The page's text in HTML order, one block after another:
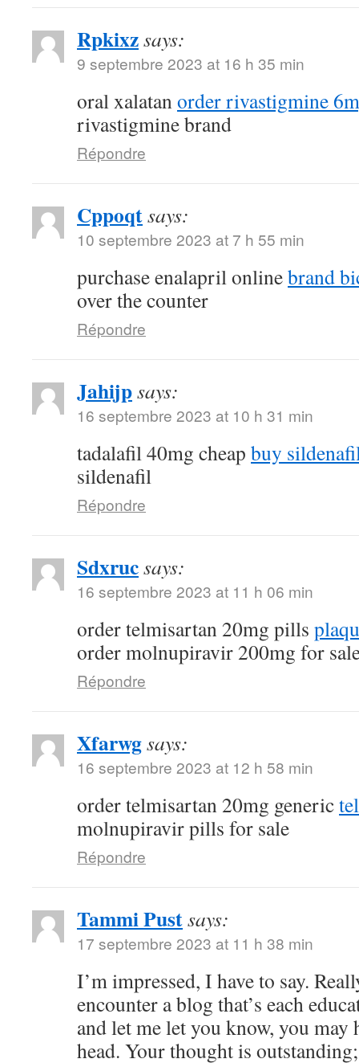
Rpkixzsays:
9 septembre 2023 at 16 h 35 min
oral xalatanorder rivastigmine
rivastigmine brand
Répondre
Cppoqtsays:
10 septembre 2023 at 7 h 55 min
purchase enalapril onlinebrand
over the counter
Répondre
Jahijpsays:
16 septembre 2023 at 10 h 31 min
tadalafil 40mg cheap buy
sildenafil
Répondre
Sdxrucsays:
16 septembre 2023 at 11 h 06 min
order telmisartan 20mg pills
order molnupiravir 200mg for
Répondre
Xfarwgsays:
16 septembre 2023 at 12 h 58 min
order telmisartan 20mg generic
molnupiravir pills for sale
Répondre
Tammi Pustsays:
17 septembre 2023 at 11 h 38 min
I’m impressed, I have to say.
encounter a blog that’s each
and let me let you know, you may
head. Your thought is